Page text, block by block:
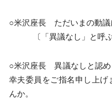
○米沢座長 ただいまの動議
〔「異議なし」と呼ぶ
○米沢座長 異議なしと認め
幸夫委員をご指名申し上
んか。